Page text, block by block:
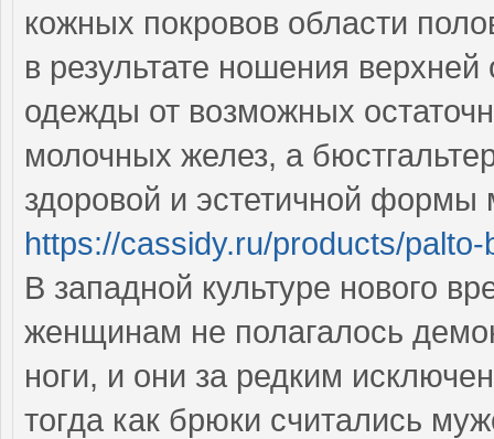
кожных покровов области
в результате ношения
одежды от возможных
молочных желез, а
здоровой и эстетичной формы
https://cassidy.ru/products/
В западной культуре нового
женщинам не полагалось
ноги, и они за редким
тогда как брюки считались